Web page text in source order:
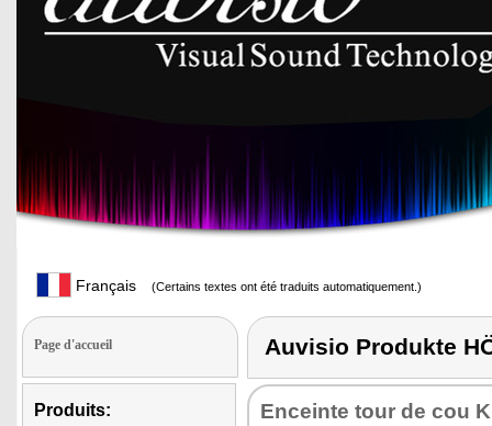
Français (Certains textes ont été traduits automatiquement.)
Page d'accueil
Produits:
Auvisio Produkte
Enceinte tour de cou